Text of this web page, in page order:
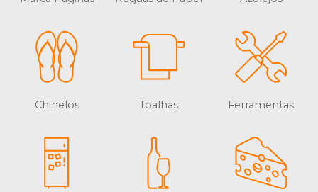
Chinelos Toalhas Ferramentas